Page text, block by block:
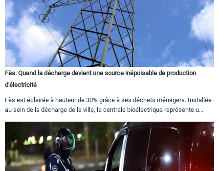
Fès: Quand la décharge devient une source inépuisable de production
d'électricité
Fès est éclairée à hauteur de 30% grâce à ses déchets ménagers. Installée
au sein de la décharge de la ville, la centrale bioélectrique représente u...